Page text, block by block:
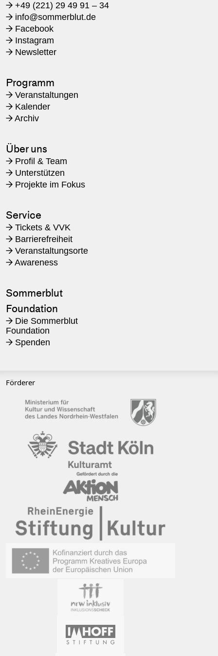
→ +49 (221) 29 49 91 – 34
→ ​info@sommerblut.de
→ Facebook
→ Instagram
→ Newsletter
Programm
→ Veranstaltungen
→ Kalender
→ Archiv
Über uns
→ Profil & Team
→ Unterstützen
→ Projekte im Fokus
Service
→ Tickets & VVK
→ Barrierefreiheit
→ Veranstaltungsorte
→ Awareness
Sommerblut
Foundation
→ Die Sommerblut
Foundation
→ Spenden
Förderer